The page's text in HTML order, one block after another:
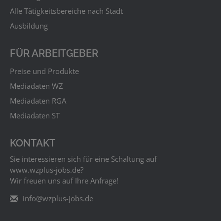
Alle Tätigkeitsbereiche nach Stadt
Ausbildung
FÜR ARBEITGEBER
Preise und Produkte
Mediadaten WZ
Mediadaten RGA
Mediadaten ST
KONTAKT
Sie interessieren sich für eine Schaltung auf
www.wzplus‑jobs.de?
Wir freuen uns auf Ihre Anfrage!
info@wzplus-jobs.de